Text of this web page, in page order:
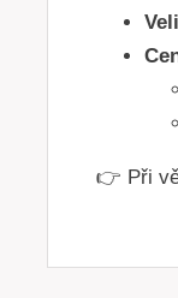
👉 Při